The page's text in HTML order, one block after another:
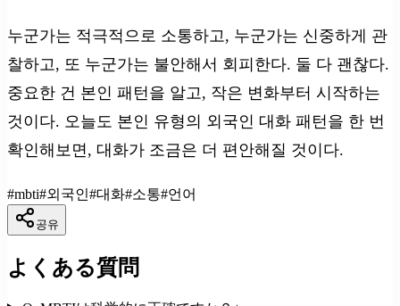
누군가는 적극적으로 소통하고, 누군가는 신중하게 관
찰하고, 또 누군가는 불안해서 회피한다. 둘 다 괜찮다.
중요한 건 본인 패턴을 알고, 작은 변화부터 시작하는
것이다. 오늘도 본인 유형의 외국인 대화 패턴을 한 번
확인해보면, 대화가 조금은 더 편안해질 것이다.
#mbti#외국인#대화#소통#언어
공유
よくある質問